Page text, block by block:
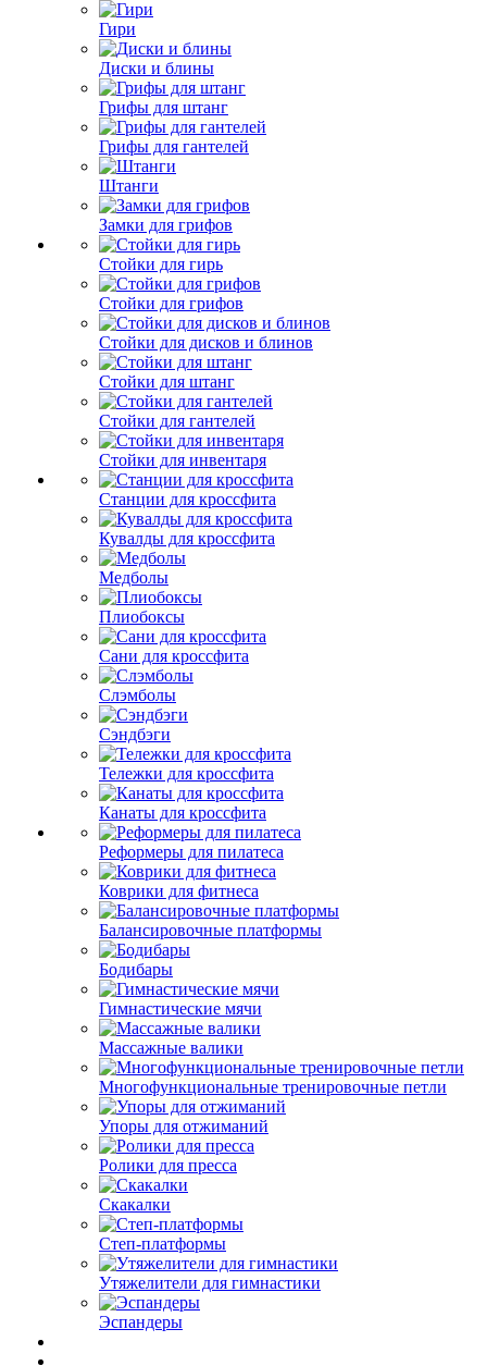
Гири
Диски и блины
Грифы для штанг
Грифы для гантелей
Штанги
Замки для грифов
Стойки для гирь
Стойки для грифов
Стойки для дисков и блинов
Стойки для штанг
Стойки для гантелей
Стойки для инвентаря
Станции для кроссфита
Кувалды для кроссфита
Медболы
Плиобоксы
Сани для кроссфита
Слэмболы
Сэндбэги
Тележки для кроссфита
Канаты для кроссфита
Реформеры для пилатеса
Коврики для фитнеса
Балансировочные платформы
Бодибары
Гимнастические мячи
Массажные валики
Многофункциональные тренировочные петли
Упоры для отжиманий
Ролики для пресса
Скакалки
Степ-платформы
Утяжелители для гимнастики
Эспандеры